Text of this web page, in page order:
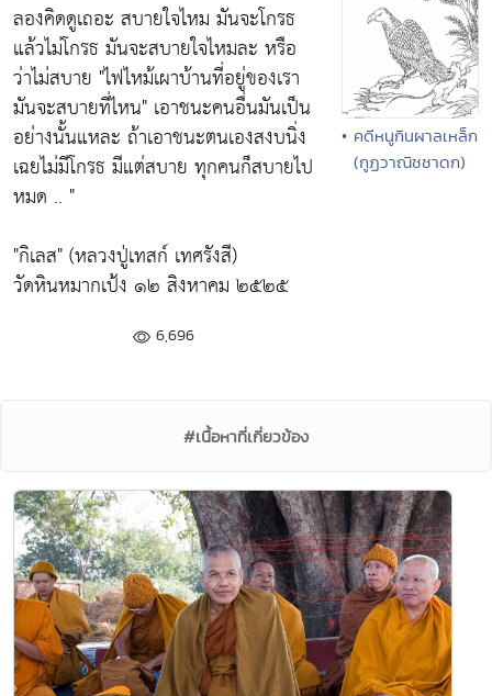
ลองคิดดูเถอะ สบายใจไหม มันจะโกรธ
แล้วไม่โกรธ มันจะสบายใจไหมละ หรือ
ว่าไม่สบาย "ไฟไหม้เผาบ้านที่อยู่ของเรา
มันจะสบายที่ไหน" เอาชนะคนอื่นมันเป็น
อย่างนั้นแหละ ถ้าเอาชนะตนเองสงบนิ่ง
เฉยไม่มีโกรธ มีแต่สบาย ทุกคนก็สบายไป
หมด .. "
"กิเลส" (หลวงปู่เทสก์ เทศรังสี)
วัดหินหมากเป้ง ๑๒ สิงหาคม ๒๕๒๕
6,696
• คดีหนูกินผาลเหล็ก
(กูฏวาณิชชาดก)
#เนื้อหาที่เกี่ยวข้อง